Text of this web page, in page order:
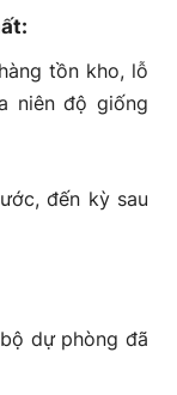
tồn kho, lỗ
niên độ giống
đến kỳ sau
dự phòng đã